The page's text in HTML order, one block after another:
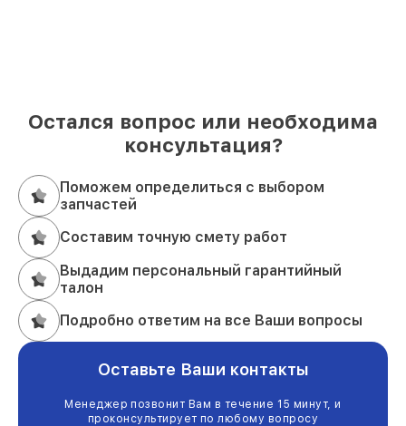
Остался вопрос или необходима
консультация?
Поможем определиться с выбором
запчастей
Составим точную смету работ
Выдадим персональный гарантийный
талон
Подробно ответим на все Ваши вопросы
Оставьте Ваши контакты
Менеджер позвонит Вам в течение 15 минут, и
проконсультирует по любому вопросу